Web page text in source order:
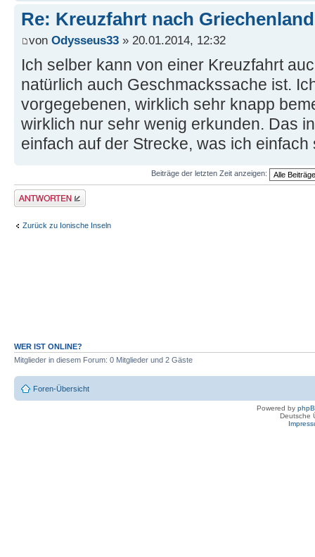
Re: Kreuzfahrt nach Griechenland
von Odysseus33 » 20.01.2014, 12:32
Ich selber kann von einer Kreuzfahrt
natürlich auch Geschmackssache ist.
vorgegebenen, wirklich sehr knapp
wirklich nur sehr wenig erkunden. Das
einfach auf der Strecke, was ich einfach
Beiträge der letzten Zeit anzeigen:
Antwort erstellen
Zurück zu Ionische Inseln
WER IST ONLINE?
Mitglieder in diesem Forum: 0 Mitglieder und 2 Gäste
Foren-Übersicht
Powered by
Deutsche